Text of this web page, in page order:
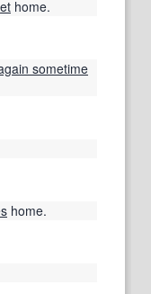
home.
sometime
home.